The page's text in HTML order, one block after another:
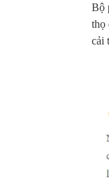
Bộ
thọ
cải